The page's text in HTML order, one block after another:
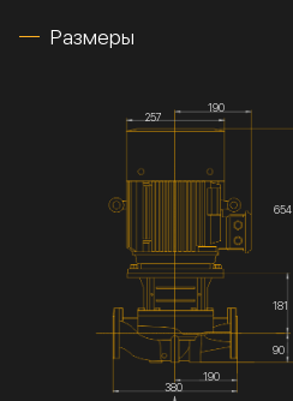
Размеры
190
257
654
181
90
190
380